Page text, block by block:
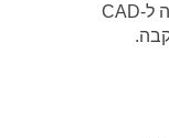
שבע שנים כמהנדס מחשב ומומחה ל-CAD